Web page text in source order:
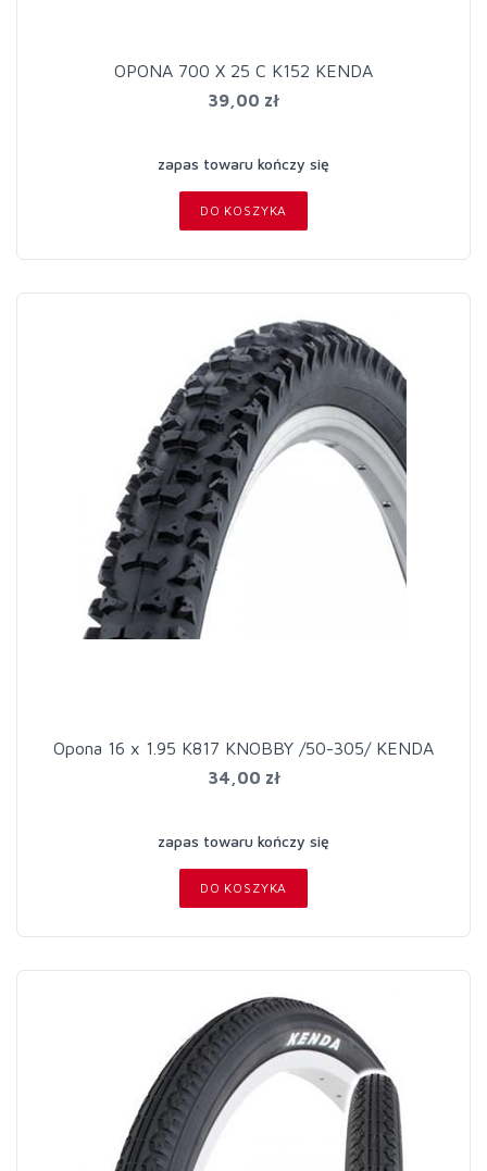
OPONA 700 X 25 C K152 KENDA
39,00 zł
zapas towaru kończy się
DO KOSZYKA
Opona 16 x 1.95 K817 KNOBBY /50-305/ KENDA
34,00 zł
zapas towaru kończy się
DO KOSZYKA